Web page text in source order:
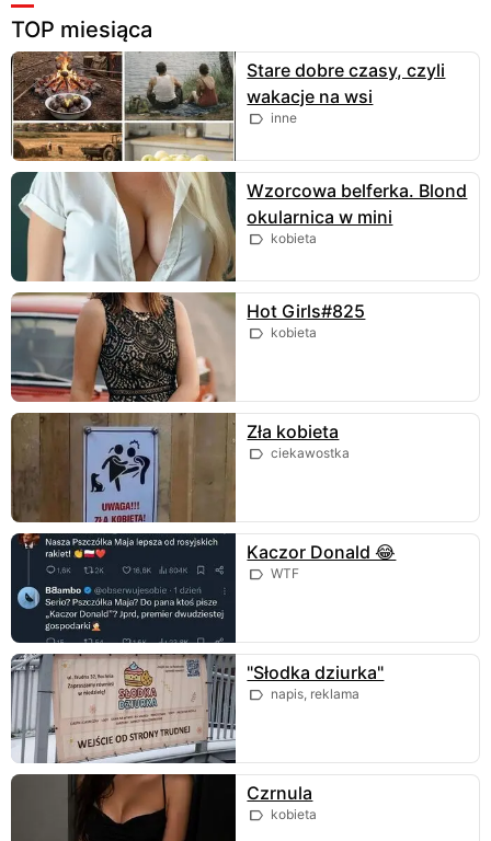
TOP miesiąca
Stare dobre czasy, czyli
wakacje na wsi
inne
Wzorcowa belferka. Blond
okularnica w mini
kobieta
Hot Girls#825
kobieta
Zła kobieta
ciekawostka
Kaczor Donald 😂
WTF
"Słodka dziurka"
napis, reklama
Czrnula
kobieta